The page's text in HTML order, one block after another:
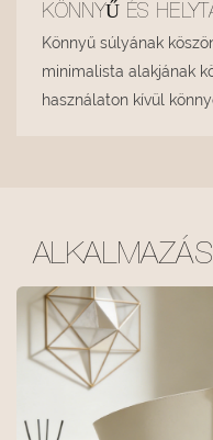
KÖNNYŰ ÉS
Könnyű súlyának
minimalista alakjának
használaton kívül